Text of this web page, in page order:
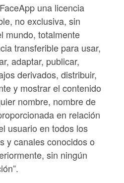
una licencia
no exclusiva, sin
mundo, totalmente
transferible para usar,
adaptar, publicar,
derivados, distribuir,
y mostrar el contenido
nombre, nombre de
en relación
usuario en todos los
y canales conocidos o
sin ningún